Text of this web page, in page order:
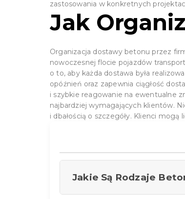
zastosowania w konkretnych
Jak
Organizacja dostawy betonu przez
nowoczesnej flocie pojazdów
o to, aby każda dostawa była
opóźnień oraz zapewnia ciągłość
i szybkie reagowanie na ewentualne
najbardziej wymagających klientów.
i dbałością o szczegóły. Klienci
Jakie Są Rodzaje